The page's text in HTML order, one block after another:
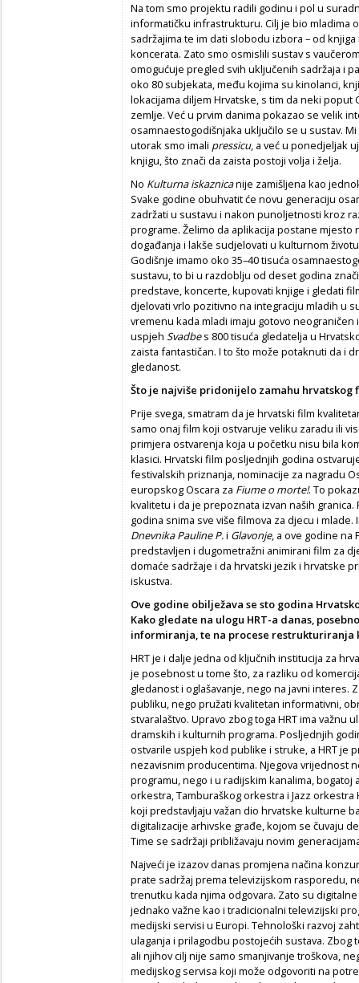
Na tom smo projektu radili godinu i pol u
informatičku infrastrukturu. Cilj je bio mladima
sadržajima te im dati slobodu izbora – od
koncerata. Zato smo osmislili sustav s
omogućuje pregled svih uključenih sadržaja i
oko 80 subjekata, među kojima su kinolanci,
lokacijama diljem Hrvatske, s tim da neki poput
zemlje. Već u prvim danima pokazao se velik
osamnaestogodišnjaka uključilo se u sustav.
utorak smo imali pressicu, a već u ponedjeljak
knjigu, što znači da zaista postoji volja i želja.
No Kulturna iskaznicanije zamišljena kao
Svake godine obuhvatit će novu generaciju
zadržati u sustavu i nakon punoljetnosti kroz
programe. Želimo da aplikacija postane mjesto
događanja i lakše sudjelovati u kulturnom
Godišnje imamo oko 35–40 tisuća
sustavu, to bi u razdoblju od deset godina
predstave, koncerte, kupovati knjige i gledati
djelovati vrlo pozitivno na integraciju mladih u
vremenu kada mladi imaju gotovo neograničen
uspjeh Svadbes 800 tisuća gledatelja u
zaista fantastičan. I to što može potaknuti da i
gledanost.
Što je najviše pridonijelo zamahu
Prije svega, smatram da je hrvatski film
samo onaj film koji ostvaruje veliku zaradu ili
primjera ostvarenja koja u početku nisu bila
klasici. Hrvatski film posljednjih godina
festivalskih priznanja, nominacije za nagradu
europskog Oscara za Fiume o morte!. To
kvalitetu i da je prepoznata izvan naših
godina snima sve više filmova za djecu i
Dnevnika Pauline P.i Glavonje, a ove godine na
predstavljen i dugometražni animirani film za
domaće sadržaje i da hrvatski jezik i hrvatske
iskustva.
Ove godine obilježava se sto godina
Kako gledate na ulogu HRT-a danas,
informiranja, te na procese restrukturiranja
HRT je i dalje jedna od ključnih institucija za
je posebnost u tome što, za razliku od
gledanost i oglašavanje, nego na javni interes.
publiku, nego pružati kvalitetan informativni,
stvaralaštvo. Upravo zbog toga HRT ima
dramskih i kulturnih programa. Posljednjih
ostvarile uspjeh kod publike i struke, a HRT je
nezavisnim producentima. Njegova vrijednost
programu, nego i u radijskim kanalima,
orkestra, Tamburaškog orkestra i Jazz orkestra
koji predstavljaju važan dio hrvatske kulturne
digitalizacije arhivske građe, kojom se čuvaju
Time se sadržaji približavaju novim
Najveći je izazov danas promjena načina
prate sadržaj prema televizijskom rasporedu,
trenutku kada njima odgovara. Zato su
jednako važne kao i tradicionalni televizijski
medijski servisi u Europi. Tehnološki razvoj
ulaganja i prilagodbu postojećih sustava.
ali njihov cilj nije samo smanjivanje troškova,
medijskog servisa koji može odgovoriti na